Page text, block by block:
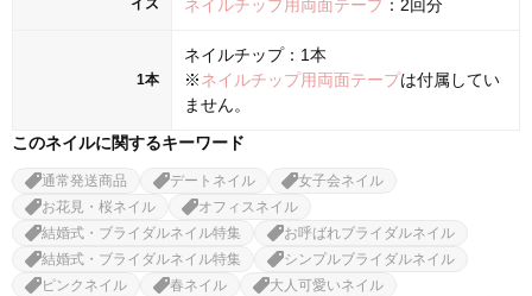
イズ ネイルチップ用両面テープ ：2回分
1本
ネイルチップ：1本
※ネイルチップ用両面テープは付属してい
ません。
このネイルに関するキーワード
通常発送商品 デートネイル
女子会ネイル
お花見・桜ネイル
オフィスネイル
結婚式・ブライダルネイル特集
お呼ばれブライダルネイル
結婚式・ブライダルネイル特集
シンプルブライダルネイル
ピンクネイル
春ネイル
大人可愛いネイル